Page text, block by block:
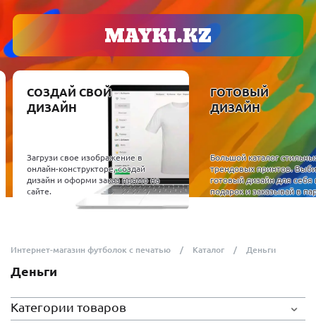
СОЗДАЙ СВОЙ
ДИЗАЙН
Загрузи свое изображение в
онлайн-конструкторе, создай
дизайн и оформи заказ прямо на
сайте.
ГОТОВЫЙ
ДИЗАЙН
Большой каталог
трендовых принтов.
готовый дизайн для себя
подарок и заказывай в
Интернет-магазин футболок с печатью Каталог Деньги
Деньги
Категории товаров